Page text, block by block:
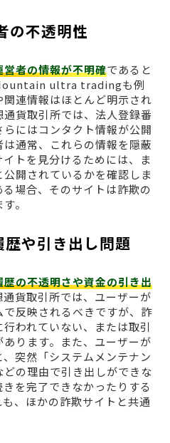
の不透明性
営者の情報が不明確であると
ultra tradingも例
連情報はほとんど明示され
貨取引所では、法人登録番
にはコンタクト情報が公開
通常、これらの情報を隠蔽
トを見分けるためには、ま
開されているかを確認しま
場合、そのサイトは詐欺の
。
や引き出し問題
歴の不透明さや資金の引き出
貨取引所では、ユーザーが
反映されるべきですが、詐
われていない、または取引
ります。また、ユーザーが
突然「システムメンテナン
の理由で引き出しができな
を完了できなかったりする
、ほかの詐欺サイトと共通